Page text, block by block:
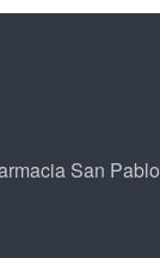
San Pablo